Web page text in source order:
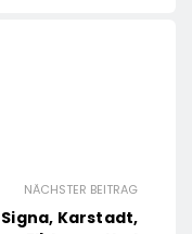
NÄCHSTER BEITRAG
Signa, Karstadt,